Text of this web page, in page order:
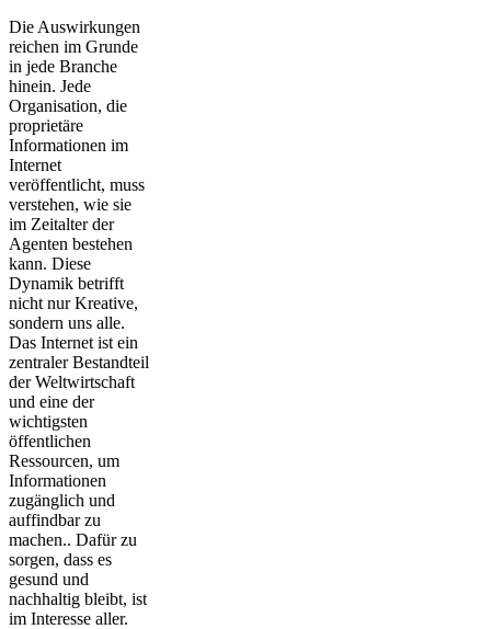
Die Auswirkungen
reichen im Grunde
in jede Branche
hinein. Jede
Organisation, die
proprietäre
Informationen im
Internet
veröffentlicht, muss
verstehen, wie sie
im Zeitalter der
Agenten bestehen
kann. Diese
Dynamik betrifft
nicht nur Kreative,
sondern uns alle.
Das Internet ist ein
zentraler Bestandteil
der Weltwirtschaft
und eine der
wichtigsten
öffentlichen
Ressourcen, um
Informationen
zugänglich und
auffindbar zu
machen.. Dafür zu
sorgen, dass es
gesund und
nachhaltig bleibt, ist
im Interesse aller.